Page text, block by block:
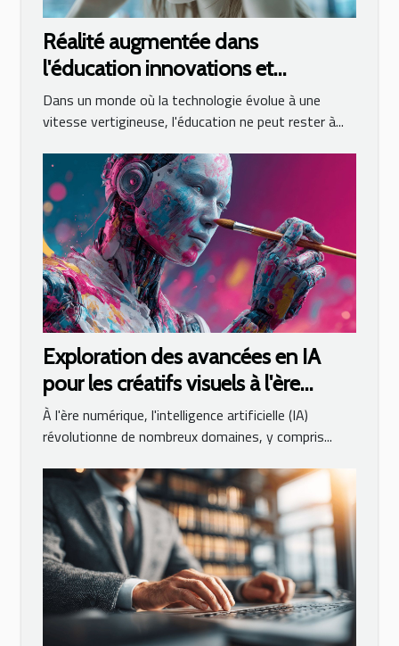
Réalité augmentée dans
l'éducation innovations et
perspectives pour l'enseignement
moderne
Dans un monde où la technologie évolue à une
vitesse vertigineuse, l'éducation ne peut rester à...
Exploration des avancées en IA
pour les créatifs visuels à l'ère
numérique
À l'ère numérique, l'intelligence artificielle (IA)
révolutionne de nombreux domaines, y compris...